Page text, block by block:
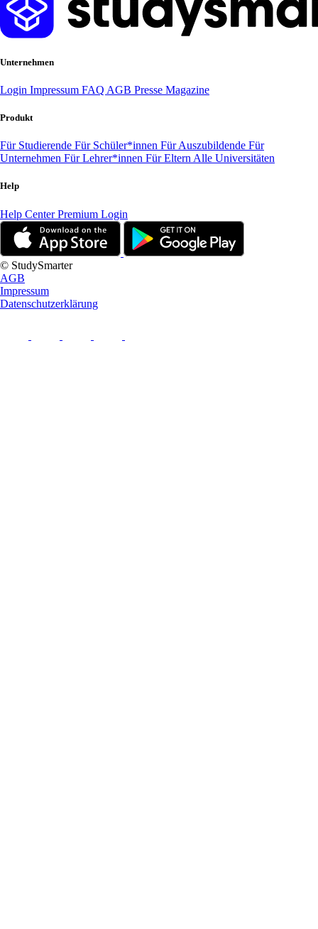
Unternehmen
Login Impressum FAQ AGB Presse Magazine
Produkt
Für Studierende Für Schüler*innen Für Auszubildende Für
Unternehmen Für Lehrer*innen Für Eltern Alle Universitäten
Help
Help CenterPremium Login
© StudySmarter
AGB
Impressum
Datenschutzerklärung